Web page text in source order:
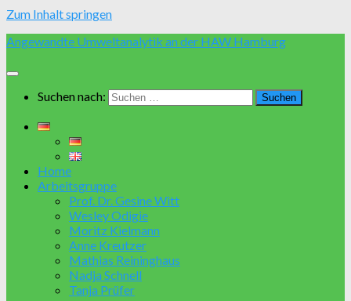
Zum Inhalt springen
Angewandte Umweltanalytik an der HAW Hamburg
Suchen nach:
Home
Arbeitsgruppe
Prof. Dr. Gesine Witt
Wesley Odigie
Moritz Kielmann
Anne Kreutzer
Mathias Reininghaus
Nadja Schnell
Tanja Prüfer